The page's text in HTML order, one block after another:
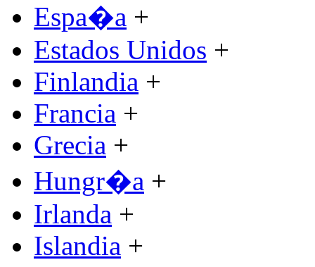
Espa�a +
Estados Unidos +
Finlandia +
Francia +
Grecia +
Hungr�a +
Irlanda +
Islandia +